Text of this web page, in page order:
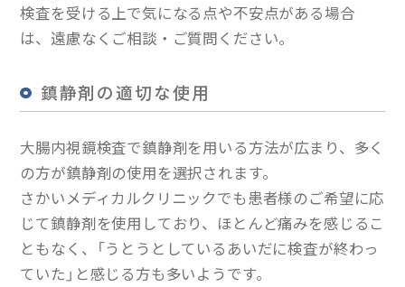
検査を受ける上で気になる点や不安点がある場合
は、遠慮なくご相談・ご質問ください。
鎮静剤の適切な使用
大腸内視鏡検査で鎮静剤を用いる方法が広まり、多く
の方が鎮静剤の使用を選択されます。
さかいメディカルクリニックでも患者様のご希望に応
じて鎮静剤を使用しており、ほとんど痛みを感じるこ
ともなく、「うとうとしているあいだに検査が終わっ
ていた」と感じる方も多いようです。